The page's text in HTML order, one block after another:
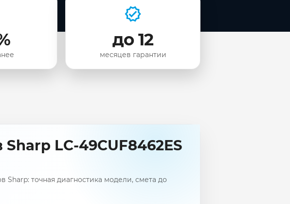
до 12
месяцев гарантии
LC-49CUF8462ES
точная диагностика модели, смета до